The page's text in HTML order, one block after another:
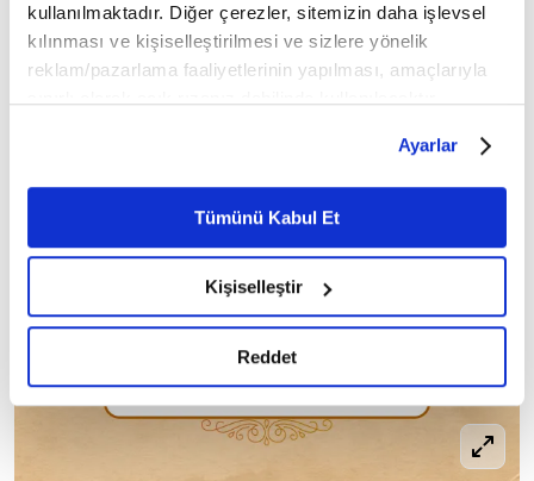
kullanılmaktadır. Diğer çerezler, sitemizin daha işlevsel
kılınması ve kişiselleştirilmesi ve sizlere yönelik
reklam/pazarlama faaliyetlerinin yapılması, amaçlarıyla
belirleyebilirsiniz. Çerezlere ilişkin detaylı bilgi için
Ayarlar butonuna tıklayabilir,Çerez Bilgilendirme
Metnimizi ziyaret edebilirsiniz.
6698 sayılı Kişisel Verilerin Korunması Kanunu uyarınca
okumak ve sitemizi ziyaretiniz kapsamında
gerçekleştirilen veri işleme faaliyetleri ile ilgili daha
detaylı bilgi almak için lütfentıklayınız.
Ayarlar
Tümünü Kabul Et
Kişiselleştir
Reddet